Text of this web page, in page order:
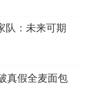
队：未来可期
真假全麦面包